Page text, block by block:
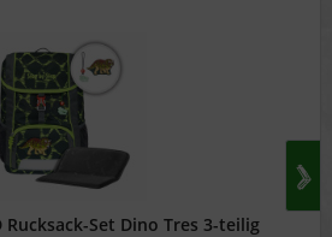
Rucksack-Set Dino Tres 3-teilig